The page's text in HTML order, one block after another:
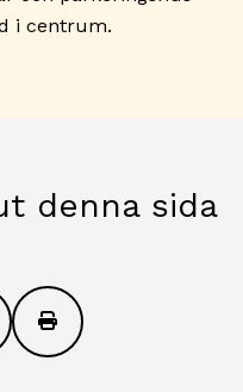
i centrum.
denna sida